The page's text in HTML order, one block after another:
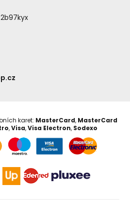
2b97kyx
karet: MasterCard, MasterCard
,Visa,Visa Electron, Sodexo